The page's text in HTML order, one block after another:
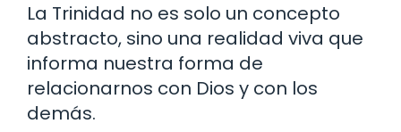
La Trinidad no es solo un concepto
abstracto, sino una realidad viva que
informa nuestra forma de
relacionarnos con Dios y con los
demás.